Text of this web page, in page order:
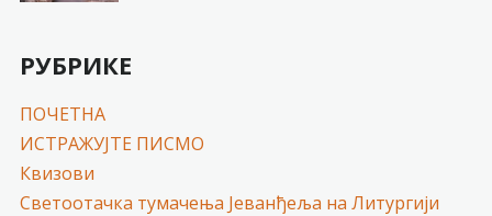
РУБРИКЕ
ПОЧЕТНА
ИСТРАЖУЈТЕ ПИСМО
Квизови
Светоотачка тумачења Јеванђеља на Литургији